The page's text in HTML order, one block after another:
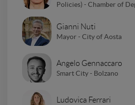
Policies) - Chamber of
Gianni Nuti
Mayor - City of Aosta
Angelo Gennaccaro
Smart City - Bolzano
Ludovica Ferrari